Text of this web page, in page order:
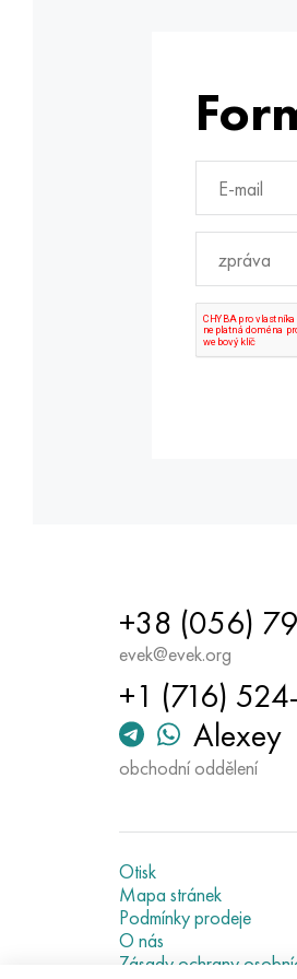
+38 (056)
evek@evek.org
+1 (716)
Alexey
obchodní oddělení
Otisk
Mapa stránek
Podmínky prodeje
O nás
Zásady ochrany